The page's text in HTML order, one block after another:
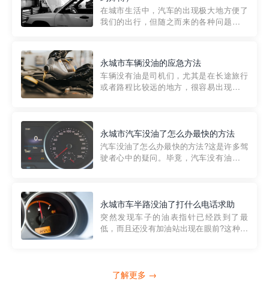
在城市生活中，汽车的出现极大地方便了
我们的出行，但随之而来的各种问题也让
紧急情况下，我们需要一种高效可靠的救
援方式。而这时，地库救援专...
永城市车辆没油的应急方法
车辆没有油是司机们，尤其是在长途旅行
或者路程比较远的地方，很容易出现这种
的送油师傅，解决没油的紧急情况。 首
先，让我们来了解一下穿...
永城市汽车没油了怎么办最快的方法
汽车没油了怎么办最快的方法?这是许多驾
驶者心中的疑问。毕竟，汽车没有油就无
越者小程序是一款专门解决汽车没油问题
的在线服务平台。通过...
永城市车半路没油了打什么电话求助
突然发现车子的油表指针已经跌到了最
低，而且还没有加油站出现在眼前?这种情
打4006363122请求送油人员来帮助你。
了解更多 →